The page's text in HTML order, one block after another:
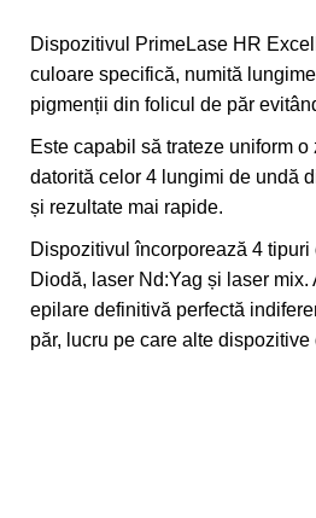
Dispozitivul PrimeLase HR
culoare specifică, numită
pigmenții din folicul de păr
Este capabil să trateze uniform
datorită celor 4 lungimi de undă
și rezultate mai rapide.
Dispozitivul încorporează 4
Diodă, laser Nd:Yag și laser
epilare definitivă perfectă
păr, lucru pe care alte